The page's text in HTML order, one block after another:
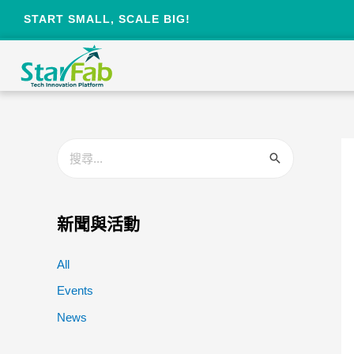
START SMALL, SCALE BIG!
新聞與活動
All
Events
News